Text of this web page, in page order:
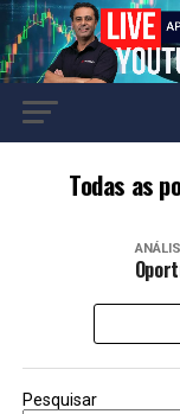
Todas as
Pesquisar